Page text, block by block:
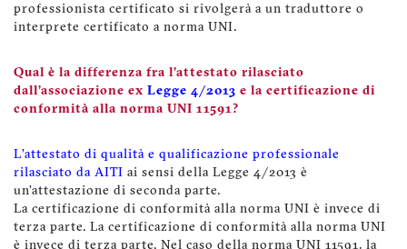
professionista certificato si rivolgerà a un traduttore o
interprete certificato a norma UNI.
Qual è la differenza fra l’attestato rilasciato
dall’associazione ex Legge 4/2013 e la certificazione di
conformità alla norma UNI 11591?
L’attestato di qualità e qualificazione professionale
rilasciato da AITI ai sensi della Legge 4/2013 è
un’attestazione di seconda parte.
La certificazione di conformità alla norma UNI è invece di
terza parte. La certificazione di conformità alla norma UNI
è invece di terza parte. Nel caso della norma UNI 11591, la